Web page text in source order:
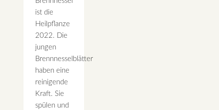
ist die
Heilpflanze
2022. Die
jungen
Brennnesselblätter
haben eine
reinigende
Kraft. Sie
spülen und